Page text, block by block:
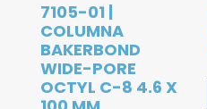
7105-01 |
COLUMNA
BAKERBOND
WIDE-PORE
OCTYL C-8 4.6 X